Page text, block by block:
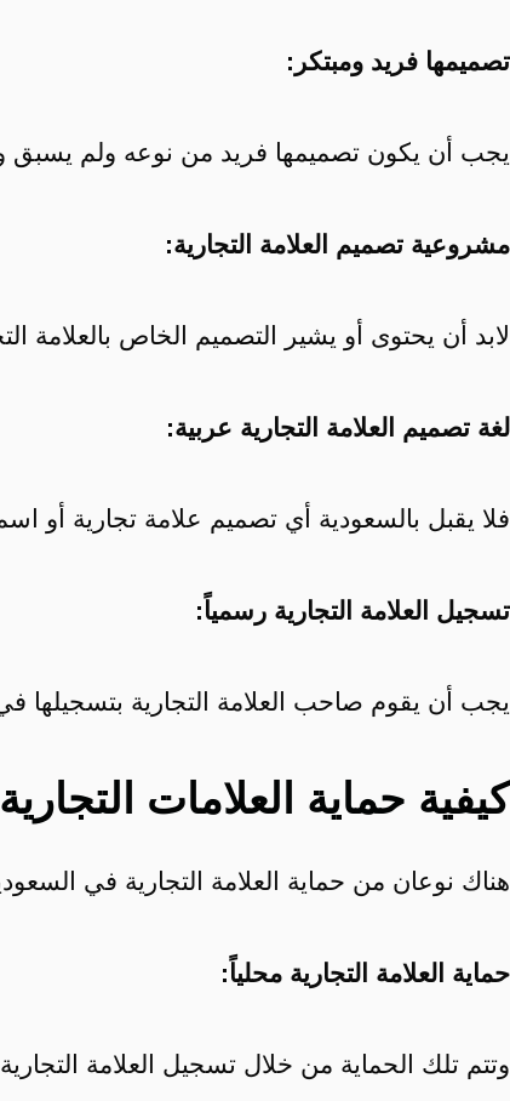
تصميمها فريد ومبتكر:
يجب أن يكون تصميمها فريد من نوعه ولم يسبق
مشروعية تصميم العلامة التجارية:
لابد أن يحتوى أو يشير التصميم الخاص بالعلامة
لغة تصميم العلامة التجارية عربية:
فلا يقبل بالسعودية أي تصميم علامة تجارية أو
تسجيل العلامة التجارية رسمياً:
يجب أن يقوم صاحب العلامة التجارية بتسجيلها
كيفية حماية العلامات
هناك نوعان من حماية العلامة التجارية في
حماية العلامة التجارية محلياً:
وتتم تلك الحماية من خلال تسجيل العلامة